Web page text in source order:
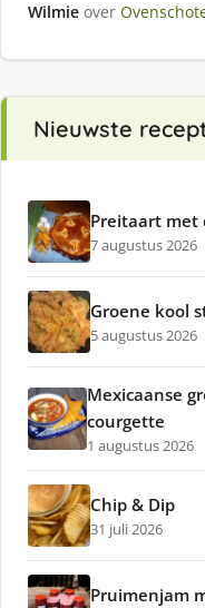
Wilmie over
Nieuwste
Preitaart met
7 augustus 2026
Groene kool
5 augustus 2026
Mexicaanse
courgette
1 augustus 2026
Chip & Dip
31 juli 2026
Pruimenjam